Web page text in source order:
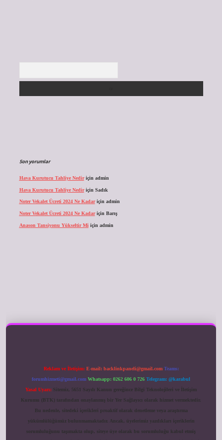
Son yorumlar
Hava Kurutucu Tahliye Nediriçin admin
Hava Kurutucu Tahliye Nediriçin Sadık
Noter Vekalet Ücreti 2024 Ne Kadariçin admin
Noter Vekalet Ücreti 2024 Ne Kadariçin Barış
Anason Tansiyonu Yükseltir Mi için admin
Reklam ve İletişim: E-mail: backlinkpaneli@gmail.com Teams:
forumhizmeti@gmail.com Whatsapp: 0262 606 0 726 Telegram: @karabul
Yasal Uyarı: Sitemiz, 5651 Sayılı Kanun gereğince Bilgi Teknolojileri ve İletişim
Kurumu (BTK) tarafından onaylanmış bir Yer Sağlayıcı olarak hizmet vermektedir.
Bu nedenle, sitedeki içerikleri proaktif olarak denetleme veya araştırma
yükümlülüğümüz bulunmamaktadır. Ancak, üyelerimiz yazdıkları içeriklerin
sorumluluğunu taşımakta olup, siteye üye olarak bu sorumluluğu kabul etmiş